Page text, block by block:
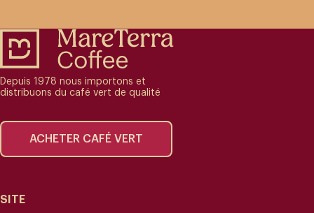
Depuis 1978 nous importons et
distribuons du café vert de qualité
ACHETER CAFÉ VERT
SITE